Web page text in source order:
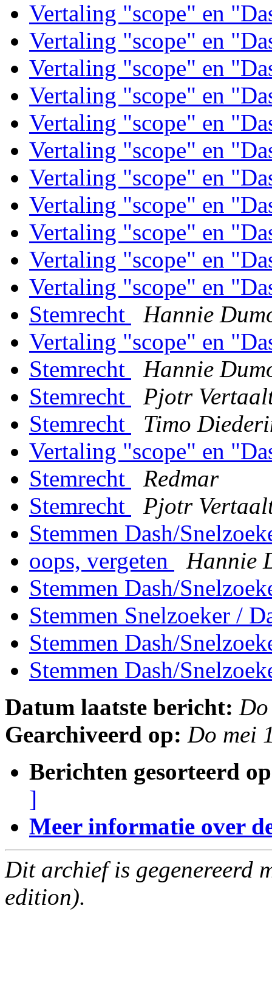
Vertaling "scope" en
Vertaling "scope" en
Vertaling "scope" en
Vertaling "scope" en
Vertaling "scope" en
Vertaling "scope" en
Vertaling "scope" en
Vertaling "scope" en
Vertaling "scope" en
Vertaling "scope" en
Vertaling "scope" en
Stemrecht
Hannie
Vertaling "scope" en
Stemrecht
Hannie
Stemrecht
Pjotr
Stemrecht
Timo
Vertaling "scope" en
Stemrecht
Redmar
Stemrecht
Pjotr
Stemmen Dash/
oops, vergeten
Hannie
Stemmen Dash/
Stemmen Snelzoeker /
Stemmen Dash/
Stemmen Dash/
Datum laatste bericht:
Gearchiveerd op: Do mei
Berichten gesorteerd
]
Meer informatie over
Dit archief is gegenereerd
edition).